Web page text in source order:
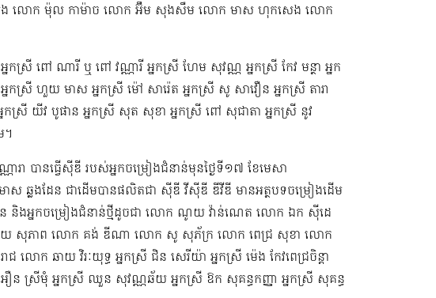
លោក ម៉ុល កាម៉ាច លោក អ៊ឹម សុងសឺម ​លោក មាស ហុក​សេង លោក​
ស្រី ពៅ ណារី ឬ ពៅ វណ្ណារី អ្នកស្រី ហែម សុវណ្ណ អ្នកស្រី កែវ មន្ថា អ្នក
នកស្រី ហួយ មាស អ្នកស្រី ម៉ៅ សារ៉េត ​អ្នកស្រី សូ សាវឿន អ្នកស្រី តារា
ស្រី យីវ​ បូផាន​ អ្នកស្រី​ សុត សុខា អ្នកស្រី ពៅ សុជាតា អ្នកស្រី នូវ
។
រា បានធ្វើស៊ីឌី ​របស់អ្នកចម្រៀងជំនាន់មុនថ្ងៃទី១៧ ខែមេសា
ស​ ឆ្លងដែន ជាដើមបានផលិតជា ស៊ីឌី វីស៊ីឌី ឌីវីឌី មានអត្ថបទចម្រៀងដើម
និងអ្នកចម្រៀងជំនាន់​ថ្មីដូចជា លោក ណូយ វ៉ាន់ណេត លោក ឯក ស៊ីដេ​​
សុភាព លោក គង់ ឌីណា លោក សូ សុភ័ក្រ លោក ពេជ្រ សុខា លោក
ក ឆាយ វិរៈយុទ្ធ អ្នកស្រី ជិន សេរីយ៉ា អ្នកស្រី ម៉េង កែវពេជ្រចិន្តា
ន ស្រីមុំ អ្នកស្រី ឈួន សុវណ្ណឆ័យ អ្នកស្រី ឱក សុគន្ធកញ្ញា អ្នកស្រី សុគន្ធ